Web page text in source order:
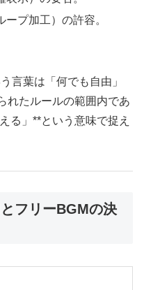
プ加工）の許容。
言葉は「何でも自由」
れたルールの範囲内であ
る」**という意味で捉え
フリーBGMの決